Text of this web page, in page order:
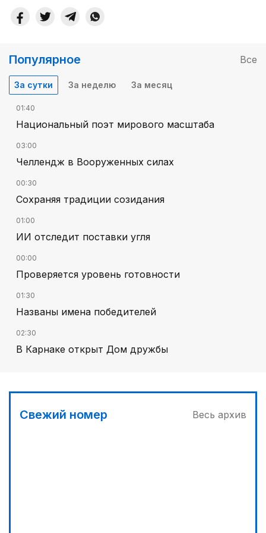
Популярное Все
За сутки За неделю За месяц
01:40
Национальный поэт мирового масштаба
03:00
Челлендж в Вооруженных силах
00:30
Сохраняя традиции созидания
01:00
ИИ отследит поставки угля
00:00
Проверяется уровень готовности
01:30
Названы имена победителей
02:30
В Карнаке открыт Дом дружбы
00:45
Свежий номер Весь архив